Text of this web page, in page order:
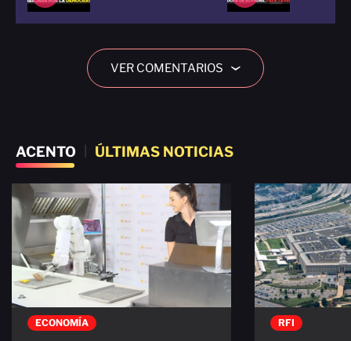
VER COMENTARIOS ›
ACENTO ÚLTIMAS NOTICIAS
ECONOMÍA RFI